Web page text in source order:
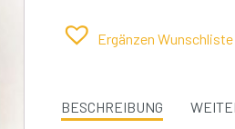
Ergänzen Wunschliste
BESCHREIBUNG